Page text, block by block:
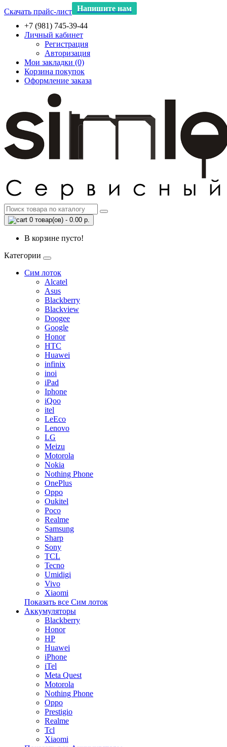
Скачать прайс-лист Напишите нам
+7 (981) 745-39-44
Личный кабинет
Регистрация
Авторизация
Мои закладки (0)
Корзина покупок
Оформление заказа
0 товар(ов) - 0.00 р.
В корзине пусто!
Категории
Сим лоток
Alcatel
Asus
Blackberry
Blackview
Doogee
Google
Honor
HTC
Huawei
infinix
inoi
iPad
Iphone
iQoo
itel
LeEco
Lenovo
LG
Meizu
Motorola
Nokia
Nothing Phone
OnePlus
Oppo
Oukitel
Poco
Realme
Samsung
Sharp
Sony
TCL
Tecno
Umidigi
Vivo
Xiaomi
Показать все Сим лоток
Аккумуляторы
Blackberry
Honor
HP
Huawei
iPhone
iTel
Meta Quest
Motorola
Nothing Phone
Oppo
Prestigio
Realme
Tcl
Xiaomi